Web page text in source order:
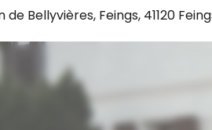
de Bellyvières, Feings, 41120